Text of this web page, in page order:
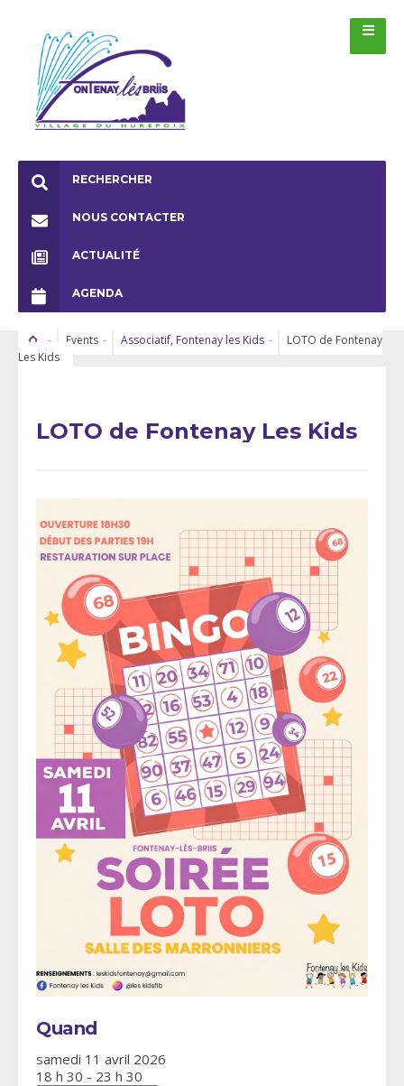
RECHERCHER
NOUS CONTACTER
ACTUALITÉ
AGENDA
Events Associatif, Fontenay les Kids
LOTO de Fontenay
Les Kids
LOTO de Fontenay Les Kids
Quand
samedi 11 avril 2026
18 h 30 - 23 h 30